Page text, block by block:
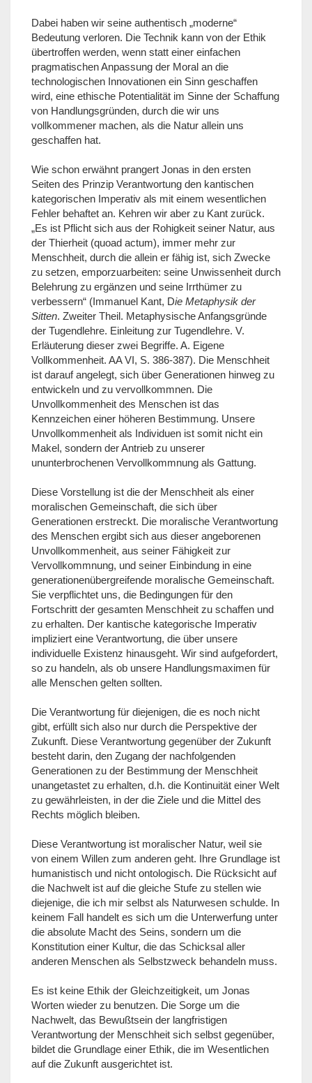
Dabei haben wir seine authentisch „moderne“
Bedeutung verloren. Die Technik kann von der Ethik
übertroffen werden, wenn statt einer einfachen
pragmatischen Anpassung der Moral an die
technologischen Innovationen ein Sinn geschaffen
wird, eine ethische Potentialität im Sinne der Schaffung
von Handlungsgründen, durch die wir uns
vollkommener machen, als die Natur allein uns
geschaffen hat.
Wie schon erwähnt prangert Jonas in den ersten
Seiten des Prinzip Verantwortung den kantischen
kategorischen Imperativ als mit einem wesentlichen
Fehler behaftet an. Kehren wir aber zu Kant zurück.
„Es ist Pflicht sich aus der Rohigkeit seiner Natur, aus
der Thierheit (quoad actum), immer mehr zur
Menschheit, durch die allein er fähig ist, sich Zwecke
zu setzen, emporzuarbeiten: seine Unwissenheit durch
Belehrung zu ergänzen und seine Irrthümer zu
verbessern“ (Immanuel Kant, Die Metaphysik der
Sitten. Zweiter Theil. Metaphysische Anfangsgründe
der Tugendlehre. Einleitung zur Tugendlehre. V.
Erläuterung dieser zwei Begriffe. A. Eigene
Vollkommenheit. AA VI, S. 386-387). Die Menschheit
ist darauf angelegt, sich über Generationen hinweg zu
entwickeln und zu vervollkommnen. Die
Unvollkommenheit des Menschen ist das
Kennzeichen einer höheren Bestimmung. Unsere
Unvollkommenheit als Individuen ist somit nicht ein
Makel, sondern der Antrieb zu unserer
ununterbrochenen Vervollkommnung als Gattung.
Diese Vorstellung ist die der Menschheit als einer
moralischen Gemeinschaft, die sich über
Generationen erstreckt. Die moralische Verantwortung
des Menschen ergibt sich aus dieser angeborenen
Unvollkommenheit, aus seiner Fähigkeit zur
Vervollkommnung, und seiner Einbindung in eine
generationenübergreifende moralische Gemeinschaft.
Sie verpflichtet uns, die Bedingungen für den
Fortschritt der gesamten Menschheit zu schaffen und
zu erhalten. Der kantische kategorische Imperativ
impliziert eine Verantwortung, die über unsere
individuelle Existenz hinausgeht. Wir sind aufgefordert,
so zu handeln, als ob unsere Handlungsmaximen für
alle Menschen gelten sollten.
Die Verantwortung für diejenigen, die es noch nicht
gibt, erfüllt sich also nur durch die Perspektive der
Zukunft. Diese Verantwortung gegenüber der Zukunft
besteht darin, den Zugang der nachfolgenden
Generationen zu der Bestimmung der Menschheit
unangetastet zu erhalten, d.h. die Kontinuität einer Welt
zu gewährleisten, in der die Ziele und die Mittel des
Rechts möglich bleiben.
Diese Verantwortung ist moralischer Natur, weil sie
von einem Willen zum anderen geht. Ihre Grundlage ist
humanistisch und nicht ontologisch. Die Rücksicht auf
die Nachwelt ist auf die gleiche Stufe zu stellen wie
diejenige, die ich mir selbst als Naturwesen schulde. In
keinem Fall handelt es sich um die Unterwerfung unter
die absolute Macht des Seins, sondern um die
Konstitution einer Kultur, die das Schicksal aller
anderen Menschen als Selbstzweck behandeln muss.
Es ist keine Ethik der Gleichzeitigkeit, um Jonas
Worten wieder zu benutzen. Die Sorge um die
Nachwelt, das Bewußtsein der langfristigen
Verantwortung der Menschheit sich selbst gegenüber,
bildet die Grundlage einer Ethik, die im Wesentlichen
auf die Zukunft ausgerichtet ist.